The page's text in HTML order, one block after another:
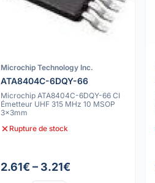
Microchip Technology Inc.
ATA8404C-6DQY-66
Microchip ATA8404C-6DQY-66 CI
Émetteur UHF 315 MHz 10 MSOP
3x3mm
Rupture de stock
2.61€ – 3.21€